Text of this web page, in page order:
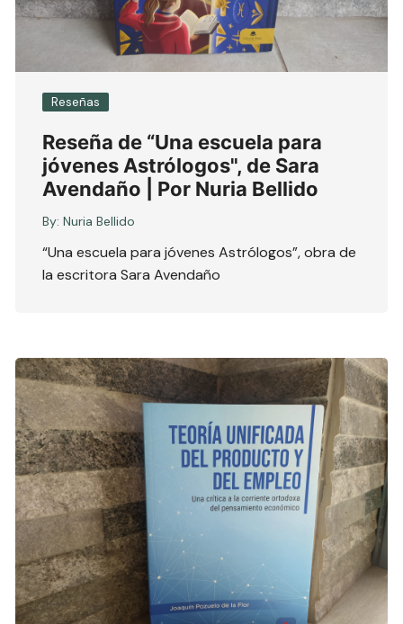
Reseñas
Reseña de “Una escuela para
jóvenes Astrólogos", de Sara
Avendaño | Por Nuria Bellido
By: Nuria Bellido
“Una escuela para jóvenes Astrólogos”, obra de
la escritora Sara Avendaño